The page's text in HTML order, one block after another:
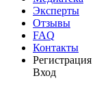
Эксперты
Отзывы
FAQ
Контакты
Регистрация
Вход